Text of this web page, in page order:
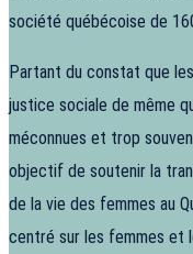
société québécoise de
Partant du constat que
justice sociale de même
méconnues et trop
objectif de soutenir la
de la vie des femmes au
centré sur les femmes et